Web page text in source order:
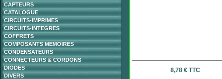
CAPTEURS
CATALOGUE
CIRCUITS-IMPRIMES
CIRCUITS-INTEGRES
COFFRETS
COMPOSANTS MEMOIRES
CONDENSATEURS
CONNECTEURS & CORDONS
DIODES
DIVERS
8,78 € TTC